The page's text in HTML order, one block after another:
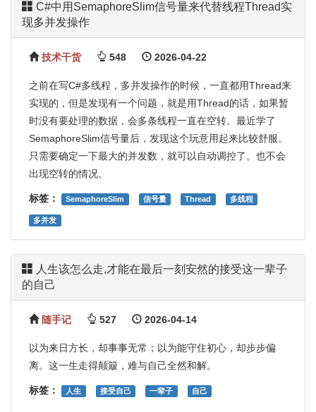
C#中用SemaphoreSlim信号量来代替线程Thread实
现多并发操作
技术干货 548 2026-04-22
之前在写C#多线程，多并发操作的时候，一直都用Thread来
实现的，但是发现有一个问题，就是用Thread的话，如果暂
时没有要处理的数据，会多条线程一直在空转。最近学了
SemaphoreSlim信号量后，发现这个玩意用起来比较舒服。
只需要确定一下最大的并发数，就可以自动调控了。也不会
出现空转的情况。
标签： SemaphoreSlim 信号量 Thread 多线程
多并发
人生该怎么走,才能在最后一刻安然的接受这一辈子
的自己
随手记 527 2026-04-14
以为来日方长，却事事无常；以为能守住初心，却步步偏
离。这一生走得颠簸，难与自己全然和解。
标签： 人生 接受自己 一辈子 自己